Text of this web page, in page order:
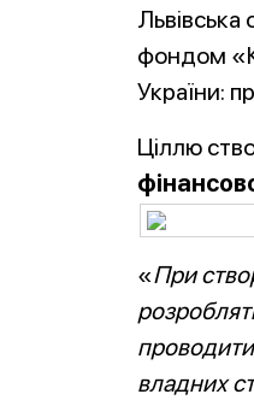
фондом
України:
Ціллю
«При
владних